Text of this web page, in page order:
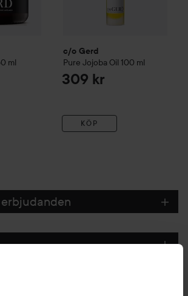
ml
c/o Gerd
Pure Jojoba Oil 100 ml
309 kr
KÖP